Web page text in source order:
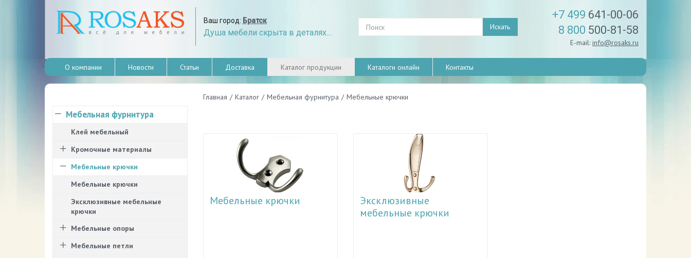
Ваш город: Братск
Душа мебели скрыта в деталях....
Искать
+7 499 641-00-06
8 800 500-81-58
E-mail: info@rosaks.ru
О компании Новости Статьи Доставка Каталог продукции Каталоги онлайн Контакты
Главная / Каталог / Мебельная фурнитура / Мебельные крючки
Мебельные крючки
Эксклюзивные
мебельные крючки
Мебельная фурнитура
Клей мебельный
Кромочные материалы
Мебельные крючки
Мебельные крючки
Эксклюзивные мебельные
крючки
Мебельные опоры
Мебельные петли